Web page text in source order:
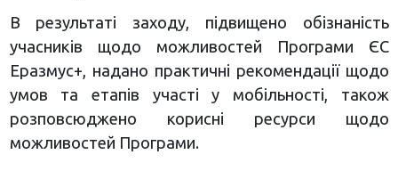
В результаті заходу, підвищено обізнаність
учасників щодо можливостей Програми ЄС
Еразмус+, надано практичні рекомендації щодо
умов та етапів участі у мобільності, також
розповсюджено корисні ресурси щодо
можливостей Програми.